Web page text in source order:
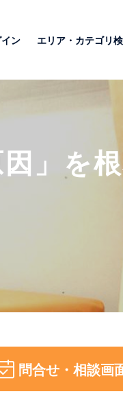
ン エリア・カテゴリ
」を
問合せ・相談画